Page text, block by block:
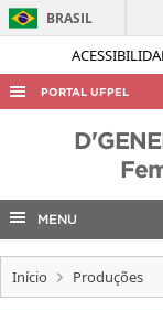
BRASIL
PORTAL UFPEL
CONCURSOS
EDITAIS
MENU
Início Produções